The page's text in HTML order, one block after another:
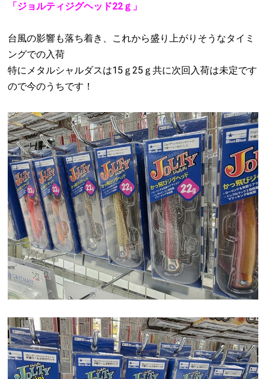
「ジョルティジグヘッド22ｇ」
台風の影響も落ち着き、これから盛り上がりそうなタイミ
ングでの入荷
特にメタルシャルダスは15ｇ25ｇ共に次回入荷は未定です
ので今のうちです！